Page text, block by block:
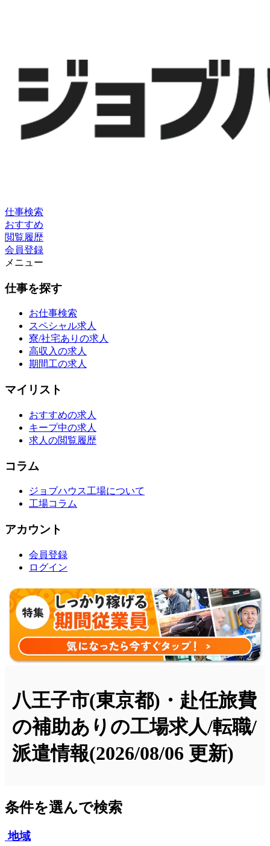
仕事検索
おすすめ
閲覧履歴
会員登録
メニュー
仕事を探す
お仕事検索
スペシャル求人
寮/社宅ありの求人
高収入の求人
期間工の求人
マイリスト
おすすめの求人
キープ中の求人
求人の閲覧履歴
コラム
ジョブハウス工場について
工場コラム
アカウント
会員登録
ログイン
八王子市(東京都)・赴任旅費
の補助ありの工場求人/転職/
派遣情報(2026/08/06 更新)
条件を選んで検索
地域